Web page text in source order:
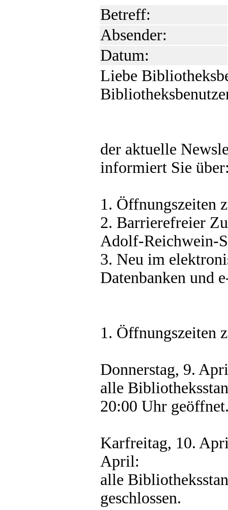
Betreff:
Absender:
Datum:
Liebe
der aktuelle
informiert Sie
1. Öffnungszeiten
2. Barrierefreier
Adolf-Reichwein-
3. Neu im
Datenbanken und
1. Öffnungszeiten
Donnerstag, 9.
alle
20:00 Uhr
Karfreitag, 10.
April:
alle
geschlossen.